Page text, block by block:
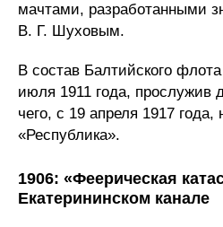
мачтами, разработанными
В. Г. Шуховым.
В состав Балтийского
июля 1911 года, прослужив
чего, с 19 апреля 1917 года,
«Республика».
1906: «Феерическая
Екатерининском канале